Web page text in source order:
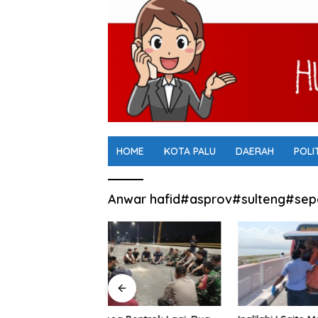
HOME KOTA PALU DAERAH
Anwar